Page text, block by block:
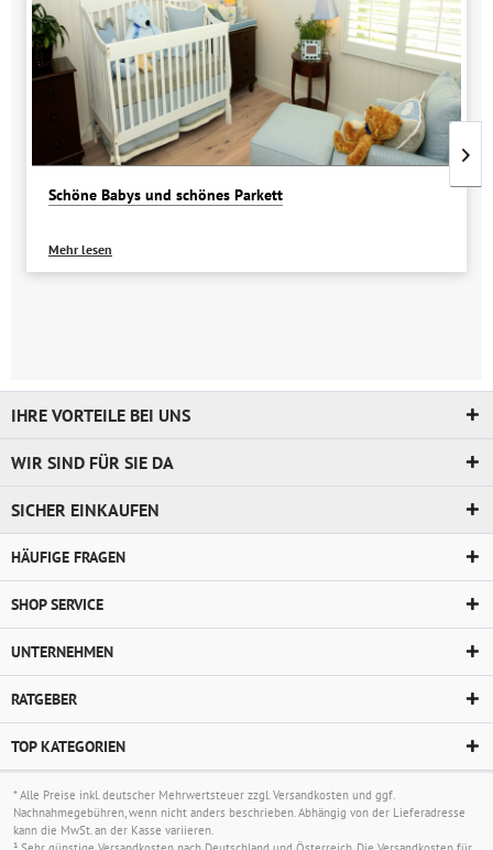
Schöne Babys und schönes Parkett
Mehr lesen
IHRE VORTEILE BEI UNS
WIR SIND FÜR SIE DA
SICHER EINKAUFEN
HÄUFIGE FRAGEN
SHOP SERVICE
UNTERNEHMEN
RATGEBER
TOP KATEGORIEN
* Alle Preise inkl. deutscher Mehrwertsteuer zzgl.Versandkosten und ggf.
Nachnahmegebühren, wenn nicht anders beschrieben. Abhängig von der Lieferadresse
kann die MwSt. an der Kasse variieren.